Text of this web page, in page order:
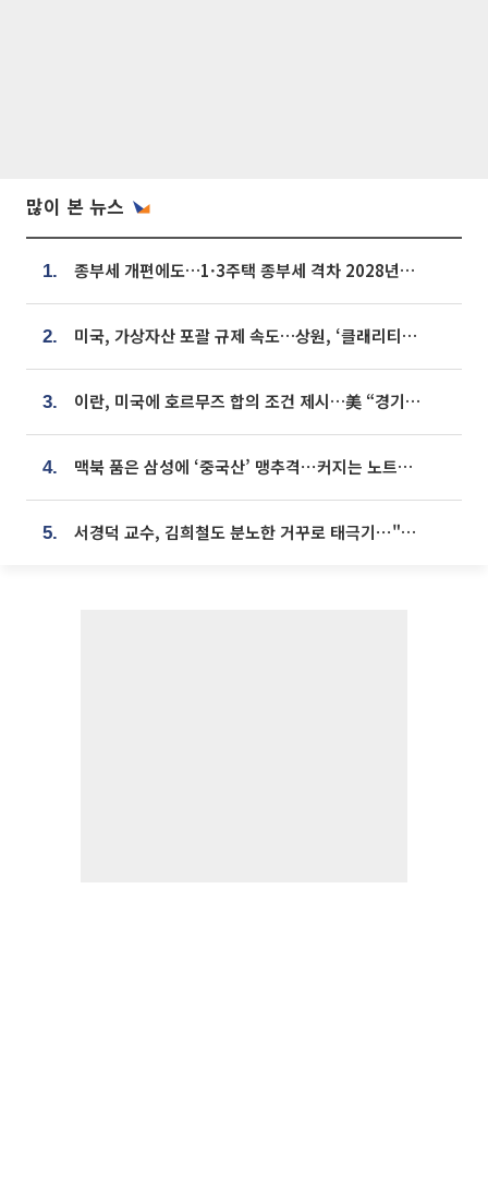
많이 본 뉴스
1. 종부세 개편에도…1·3주택 종부세 격차 2028년부터 확대
2. 미국, 가상자산 포괄 규제 속도…상원, ‘클래리티법’ 9월 절차투표 추진
3. 이란, 미국에 호르무즈 합의 조건 제시…美 “경기 아직 안 끝나” [종합]
4. 맥북 품은 삼성에 ‘중국산’ 맹추격⋯커지는 노트북 OLED 시장
5. 서경덕 교수, 김희철도 분노한 거꾸로 태극기⋯"엉터리는 아냐, 아쉬울 뿐"